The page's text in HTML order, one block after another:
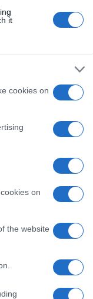
it
cookies on
on
the website